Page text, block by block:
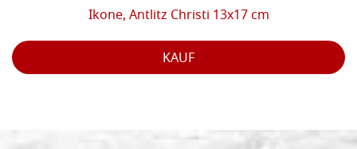
Ikone, Antlitz Christi 13x17 cm
KAUF